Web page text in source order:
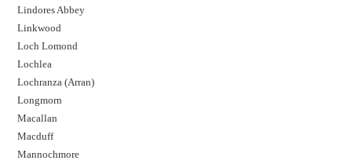
Lindores Abbey
Linkwood
Loch Lomond
Lochlea
Lochranza (Arran)
Longmorn
Macallan
Macduff
Mannochmore